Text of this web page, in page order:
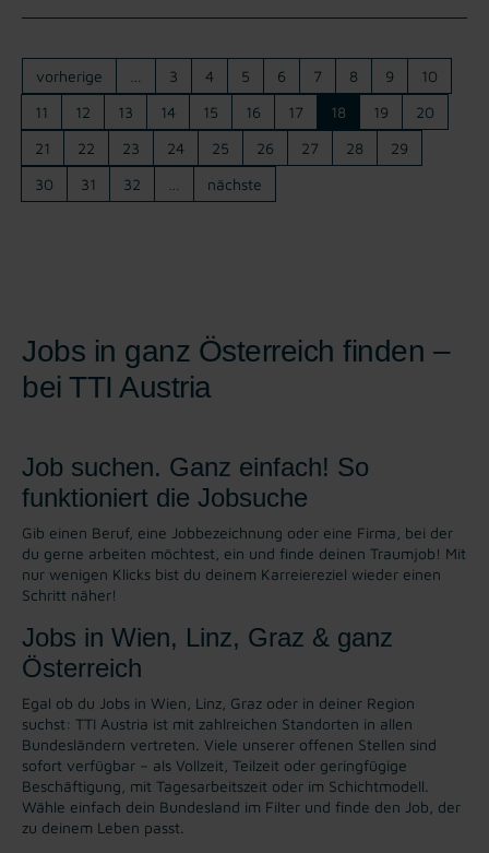
vorherige 3 4 5 6 7 8 9
10
11
12 13 14 15 16 17 18 19
20
21
22 23 24 25 26 27 28
29
30
31 32 nächste
Jobs in ganz Österreich finden –
bei TTI Austria
Job suchen. Ganz einfach! So
funktioniert die Jobsuche
Gib einen Beruf, eine Jobbezeichnung oder eine Firma, bei der
du gerne arbeiten möchtest, ein und finde deinen Traumjob! Mit
nur wenigen Klicks bist du deinem Karreiereziel wieder einen
Schritt näher!
Jobs in Wien, Linz, Graz & ganz
Österreich
Egal ob du Jobs in Wien, Linz, Graz oder in deiner Region
suchst: TTI Austria ist mit zahlreichen Standorten in allen
Bundesländern vertreten. Viele unserer offenen Stellen sind
sofort verfügbar – als Vollzeit, Teilzeit oder geringfügige
Beschäftigung, mit Tagesarbeitszeit oder im Schichtmodell.
Wähle einfach dein Bundesland im Filter und finde den Job, der
zu deinem Leben passt.